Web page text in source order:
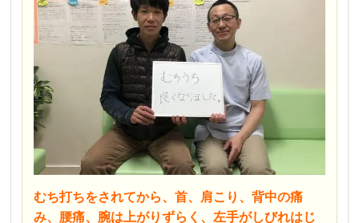
むち打ちをされてから、首、肩こり、背中の痛
み、腰痛、腕は上がりずらく、左手がしびれはじ